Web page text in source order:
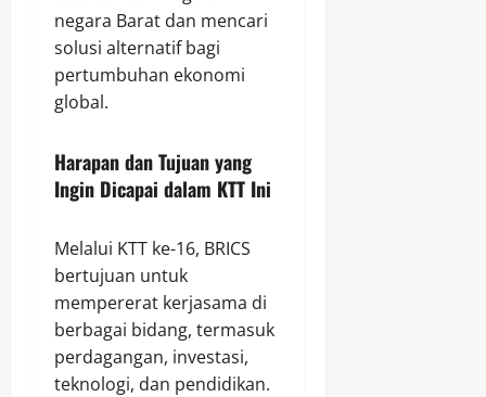
negara Barat dan mencari
solusi alternatif bagi
pertumbuhan ekonomi
global.
Harapan dan Tujuan yang
Ingin Dicapai dalam KTT Ini
Melalui KTT ke-16, BRICS
bertujuan untuk
mempererat kerjasama di
berbagai bidang, termasuk
perdagangan, investasi,
teknologi, dan pendidikan.